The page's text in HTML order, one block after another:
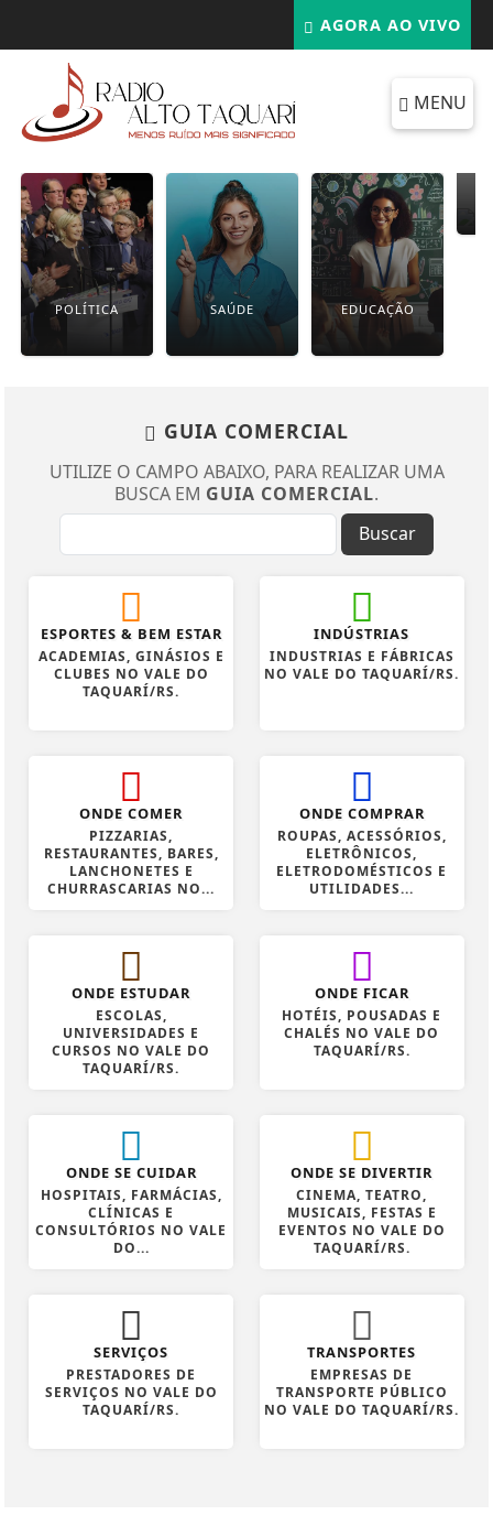
AGORA AO VIVO
MENU
POLÍTICA SAÚDE EDUCAÇÃO
GUIA COMERCIAL
UTILIZE O CAMPO ABAIXO, PARA REALIZAR UMA
BUSCA EM GUIA COMERCIAL.
Buscar
ESPORTES & BEM ESTAR
ACADEMIAS, GINÁSIOS E
CLUBES NO VALE DO
TAQUARÍ/RS.
INDÚSTRIAS
INDUSTRIAS E FÁBRICAS
NO VALE DO TAQUARÍ/RS.
ONDE COMER
PIZZARIAS,
RESTAURANTES, BARES,
LANCHONETES E
CHURRASCARIAS NO...
ONDE COMPRAR
ROUPAS, ACESSÓRIOS,
ELETRÔNICOS,
ELETRODOMÉSTICOS E
UTILIDADES...
ONDE ESTUDAR
ESCOLAS,
UNIVERSIDADES E
CURSOS NO VALE DO
TAQUARÍ/RS.
ONDE FICAR
HOTÉIS, POUSADAS E
CHALÉS NO VALE DO
TAQUARÍ/RS.
ONDE SE CUIDAR
HOSPITAIS, FARMÁCIAS,
CLÍNICAS E
CONSULTÓRIOS NO VALE
DO...
ONDE SE DIVERTIR
CINEMA, TEATRO,
MUSICAIS, FESTAS E
EVENTOS NO VALE DO
TAQUARÍ/RS.
SERVIÇOS
PRESTADORES DE
SERVIÇOS NO VALE DO
TAQUARÍ/RS.
TRANSPORTES
EMPRESAS DE
TRANSPORTE PÚBLICO
NO VALE DO TAQUARÍ/RS.